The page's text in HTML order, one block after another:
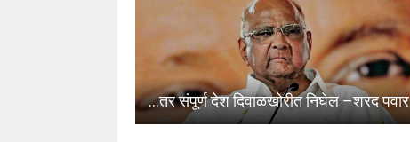
…तर संपूर्ण देश दिवाळखोरीत निघेल –शरद पवार